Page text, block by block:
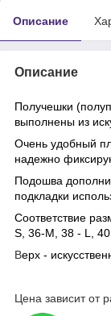
Описание
Описание
Получешки
выполнены из
Очень удобный
надежно
Подошва
подкладки
Соответствие
S, 36-M, 38 - L,
Верх -
Цена зависит от